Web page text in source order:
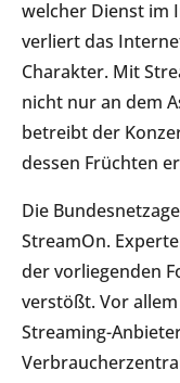
welcher Dienst im
verliert das
Charakter. Mit
nicht nur an dem
betreibt der
dessen Früchten
Die
StreamOn.
der vorliegenden
verstößt. Vor
Streaming-